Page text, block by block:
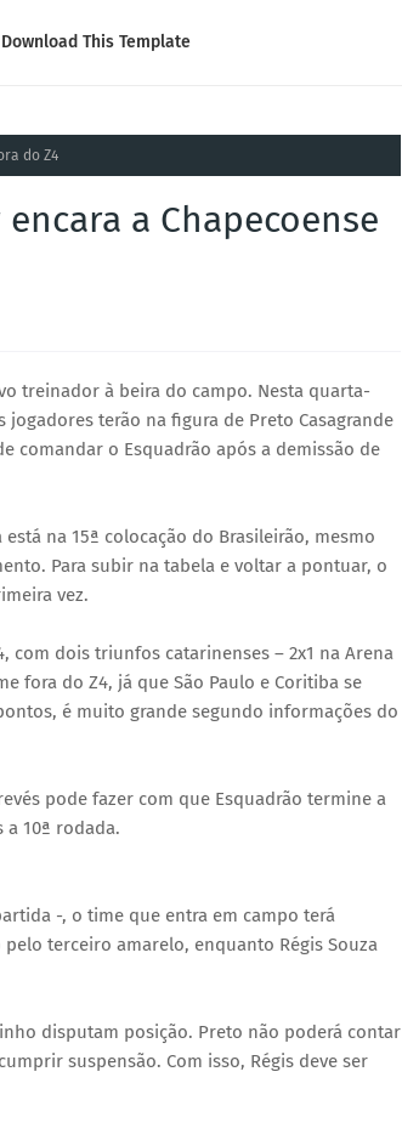
Download This Template
do Z4
a Chapecoense
treinador à beira do campo. Nesta quarta-
jogadores terão na figura de Preto Casagrande
comandar o Esquadrão após a demissão de
na 15ª colocação do Brasileirão, mesmo
Para subir na tabela e voltar a pontuar, o
vez.
com dois triunfos catarinenses – 2x1 na Arena
fora do Z4, já que São Paulo e Coritiba se
é muito grande segundo informações do
pode fazer com que Esquadrão termine a
10ª rodada.
-, o time que entra em campo terá
terceiro amarelo, enquanto Régis Souza
disputam posição. Preto não poderá contar
suspensão. Com isso, Régis deve ser